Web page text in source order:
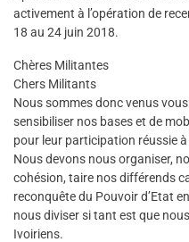
activement à l’opération de
18 au 24 juin 2018.
Chères Militantes
Chers Militants
Nous sommes donc venus
sensibiliser nos bases et de
pour leur participation réussie
Nous devons nous organiser,
cohésion, taire nos différends
reconquête du Pouvoir d’Etat
nous diviser si tant est que
Ivoiriens.